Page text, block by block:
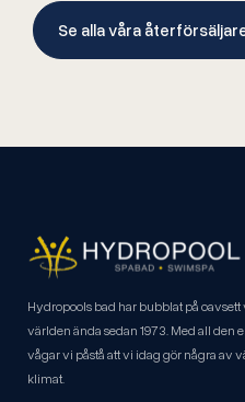
Se alla våra
Hydropools bad har bubblat på
världen ända sedan 1973. Med all
vågar vi påstå att vi idag gör några av
klimat.